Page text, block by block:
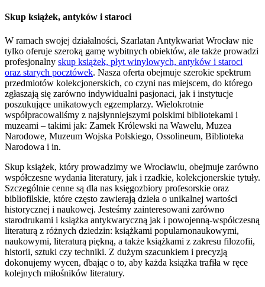
Skup książek, antyków i staroci
W ramach swojej działalności, Szarlatan Antykwariat Wrocław nie
tylko oferuje szeroką gamę wybitnych obiektów, ale także prowadzi
profesjonalny skup książek, płyt winylowych, antyków i staroci
oraz starych pocztówek. Nasza oferta obejmuje szerokie spektrum
przedmiotów kolekcjonerskich, co czyni nas miejscem, do którego
zgłaszają się zarówno indywidualni pasjonaci, jak i instytucje
poszukujące unikatowych egzemplarzy. Wielokrotnie
współpracowaliśmy z najsłynniejszymi polskimi bibliotekami i
muzeami – takimi jak: Zamek Królewski na Wawelu, Muzea
Narodowe, Muzeum Wojska Polskiego, Ossolineum, Biblioteka
Narodowa i in.
Skup książek, który prowadzimy we Wrocławiu, obejmuje zarówno
współczesne wydania literatury, jak i rzadkie, kolekcjonerskie tytuły.
Szczególnie cenne są dla nas księgozbiory profesorskie oraz
bibliofilskie, które często zawierają dzieła o unikalnej wartości
historycznej i naukowej. Jesteśmy zainteresowani zarówno
starodrukami i książka antykwaryczną jak i powojenną-współczesną
literaturą z różnych dziedzin: książkami popularnonaukowymi,
naukowymi, literaturą piękną, a także książkami z zakresu filozofii,
historii, sztuki czy techniki. Z dużym szacunkiem i precyzją
dokonujemy wycen, dbając o to, aby każda książka trafiła w ręce
kolejnych miłośników literatury.